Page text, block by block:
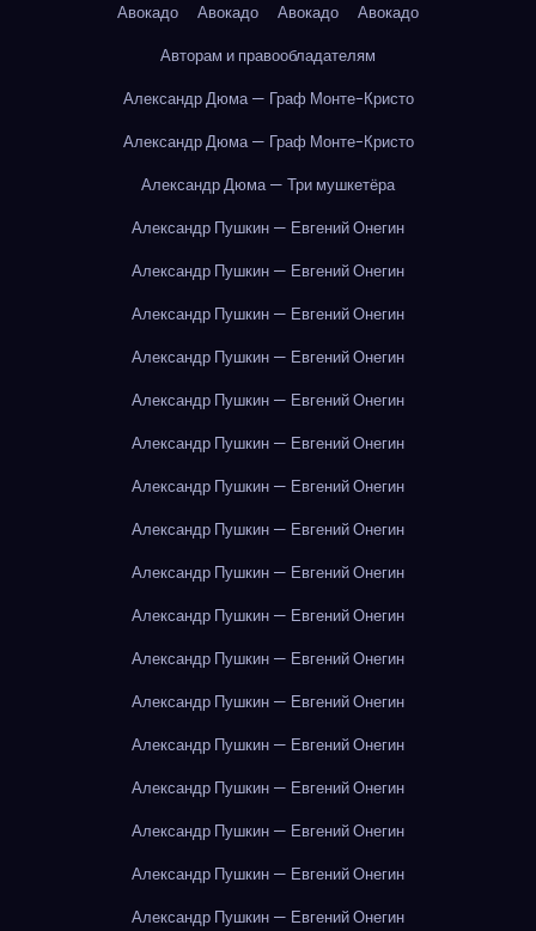
Авокадо
Авокадо Авокадо
Авокадо
Авторам и правообладателям
Александр Дюма — Граф Монте-Кристо
Александр Дюма — Граф Монте-Кристо
Александр Дюма — Три мушкетёра
Александр Пушкин — Евгений Онегин
Александр Пушкин — Евгений Онегин
Александр Пушкин — Евгений Онегин
Александр Пушкин — Евгений Онегин
Александр Пушкин — Евгений Онегин
Александр Пушкин — Евгений Онегин
Александр Пушкин — Евгений Онегин
Александр Пушкин — Евгений Онегин
Александр Пушкин — Евгений Онегин
Александр Пушкин — Евгений Онегин
Александр Пушкин — Евгений Онегин
Александр Пушкин — Евгений Онегин
Александр Пушкин — Евгений Онегин
Александр Пушкин — Евгений Онегин
Александр Пушкин — Евгений Онегин
Александр Пушкин — Евгений Онегин
Александр Пушкин — Евгений Онегин